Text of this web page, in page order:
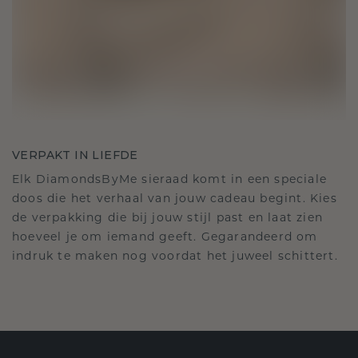
VERPAKT IN LIEFDE
Elk DiamondsByMe sieraad komt in een speciale
doos die het verhaal van jouw cadeau begint. Kies
de verpakking die bij jouw stijl past en laat zien
hoeveel je om iemand geeft. Gegarandeerd om
indruk te maken nog voordat het juweel schittert.